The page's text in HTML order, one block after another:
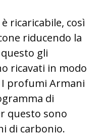
ricaricabile, così
riducendo la
gli
ricavati in modo
I profumi Armani
di
questo sono
di carbonio.